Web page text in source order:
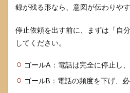
録が残る形なら、意図が伝わりやす
停止依頼を出す前に、まずは「自
してください。
ゴールA：電話は完全に停止し
ゴールB：電話の頻度を下げ、